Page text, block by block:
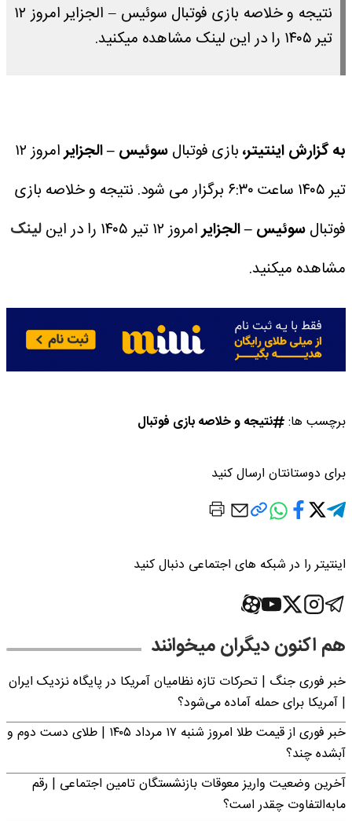
نتیجه و خلاصه بازی فوتبال سوئیس – الجزایر امروز ۱۲
تیر ۱۴۰۵ را در این لینک مشاهده میکنید.
به گزارش اینتیتر،بازی فوتبالسوئیس – الجزایر
امروز ۱۲
تیر ۱۴۰۵ ساعت ۶:۳۰ برگزار می شود.
نتیجه و خلاصه بازی
فوتبالسوئیس – الجزایرامروز ۱۲ تیر ۱۴۰۵ را در این
لینک
مشاهده میکنید.
برچسب ها: نتیجه و خلاصه بازی فوتبال
برای دوستانتان ارسال کنید
اینتیتر را در شبکه های اجتماعی دنبال کنید
هم اکنون دیگران میخوانند
خبر فوری جنگ | تحرکات تازه نظامیان آمریکا در پایگاه نزدیک ایران
| آمریکا برای حمله آماده می‌شود؟
خبر فوری از قیمت طلا امروز شنبه ۱۷ مرداد ۱۴۰۵ | طلای دست دوم و
آبشده چند؟
آخرین وضعیت واریز معوقات بازنشستگان تامین اجتماعی | رقم
مابه‌التفاوت چقدر است؟